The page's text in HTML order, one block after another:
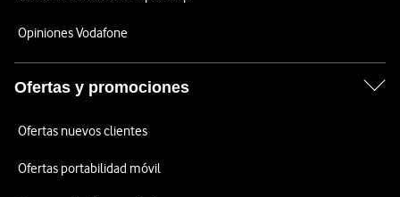
Opiniones Vodafone
Ofertas y promociones
Ofertas nuevos clientes
Ofertas portabilidad móvil